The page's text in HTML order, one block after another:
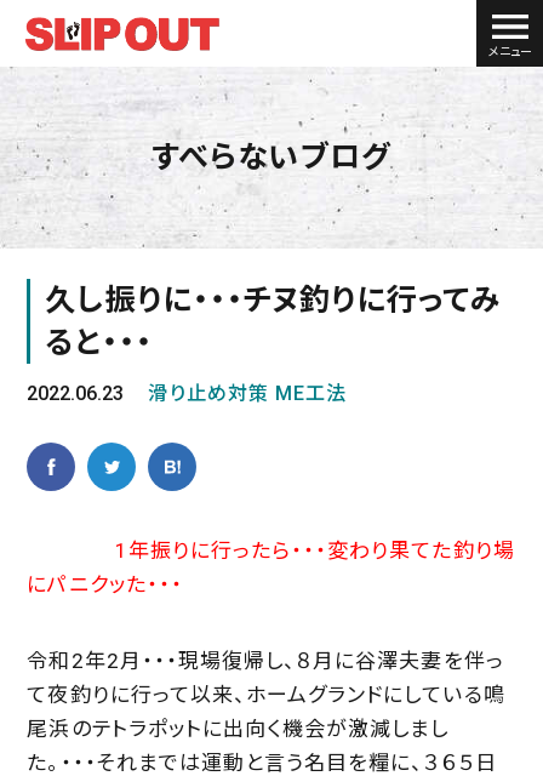
メニュー
すべらないブログ
久し振りに・・・チヌ釣りに行ってみ
ると・・・
2022.06.23 滑り止め対策 ME工法
1年振りに行ったら・・・変わり果てた釣り場
にパニクッた・・・
令和2年2月・・・現場復帰し、８月に谷澤夫妻を伴っ
て夜釣りに行って以来、ホームグランドにしている鳴
尾浜のテトラポットに出向く機会が激減しまし
た。・・・それまでは運動と言う名目を糧に、３６５日